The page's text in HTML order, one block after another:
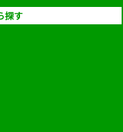
探す